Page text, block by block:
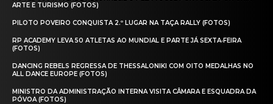
ARTE E TURISMO (FOTOS)
PILOTO POVEIRO CONQUISTA 2.º LUGAR NA TAÇA RALLY (FOTOS)
RP ACADEMY LEVA 50 ATLETAS AO MUNDIAL E PARTE JÁ SEXTA‑FEIRA
(FOTOS)
DANCING REBELS REGRESSA DE THESSALONIKI COM OITO MEDALHAS NO
ALL DANCE EUROPE (FOTOS)
MINISTRO DA ADMINISTRAÇÃO INTERNA VISITA CÂMARA E ESQUADRA DA
PÓVOA (FOTOS)